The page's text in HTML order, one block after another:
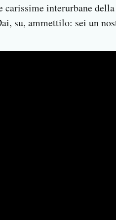
carissime interurbane
su, ammettilo: sei un